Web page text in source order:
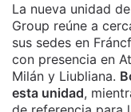
La nueva unidad
Group reúne a
sus sedes en
con presencia en
Milán y Liubliana.
esta unidad,